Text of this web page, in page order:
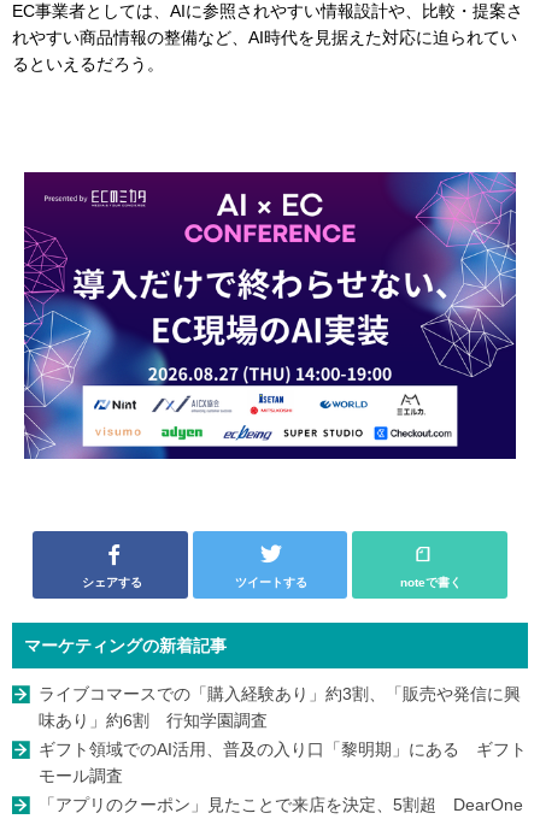
EC事業者としては、AIに参照されやすい情報設計や、比較・提案さ
れやすい商品情報の整備など、AI時代を見据えた対応に迫られてい
るといえるだろう。
シェアする ツイートする noteで書く
マーケティングの新着記事
ライブコマースでの「購入経験あり」約3割、「販売や発信に興
味あり」約6割 行知学園調査
ギフト領域でのAI活用、普及の入り口「黎明期」にある ギフト
モール調査
「アプリのクーポン」見たことで来店を決定、5割超 DearOne